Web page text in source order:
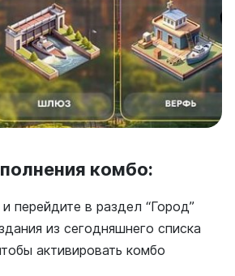
комбо:
перейдите в раздел “Город”
из сегодняшнего списка
активировать комбо